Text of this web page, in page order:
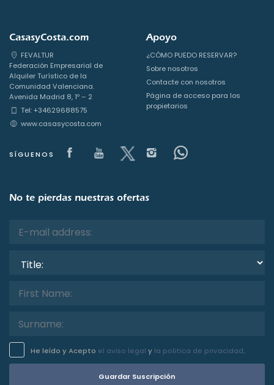
CasasyCosta.com
FEVALTUR
Federación Empresarial de
Alquiler Turístico de la
Comunidad Valenciana.
Avenida Madrid 8, 1º – 2
Tel: +34629688575
www.casasycosta.com
SÍGUENOS Visit our Facebook page
Visit our youtube page
Visit our x page
Visit our isntagram
Visit our
Apoyo
¿CÓMO PUEDO RESERVAR?
Sobre nosotros
Contacte con nosotros
Página de acceso para los
propietarios
No te pierdas nuestras ofertas
He leído y Acepto el aviso legal y la politica de privacidad.
Guardar Suscripción